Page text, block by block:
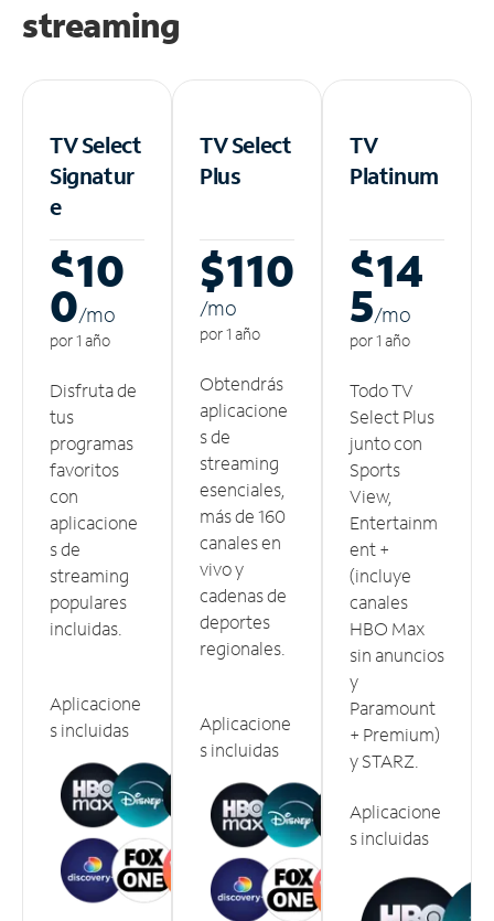
streaming
TV Select
Signatur
e
$10
0/mo
por 1 año
Disfruta de
tus
programas
favoritos
con
aplicacione
s de
streaming
populares
incluidas.
Aplicacione
s incluidas
TV Select
Plus
$110
/mo
por 1 año
Obtendrás
aplicacione
s de
streaming
esenciales,
más de 160
canales en
vivo y
cadenas de
deportes
regionales.
Aplicacione
s incluidas
TV
Platinum
$14
5/mo
por 1 año
Todo TV
Select Plus
junto con
Sports
View,
Entertainm
ent +
(incluye
canales
HBO Max
sin anuncios
y
Paramount
+ Premium)
y STARZ.
Aplicacione
s incluidas